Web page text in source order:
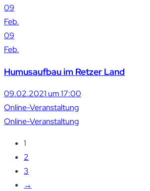
09
Feb.
09
Feb.
Humusaufbau im Retzer Land
09.02.2021 um 17:00
Online-Veranstaltung
Online-Veranstaltung
1
2
3
→